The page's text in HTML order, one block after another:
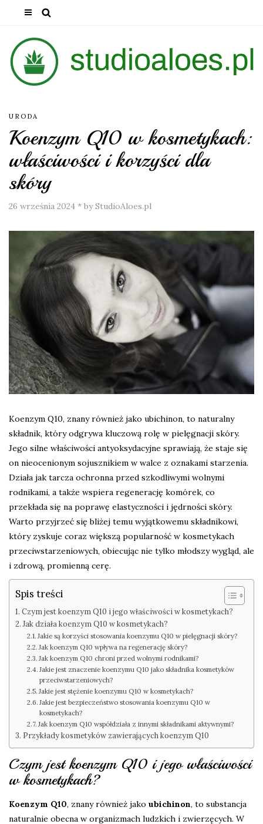
URODA
Koenzym Q10 w kosmetykach:
właściwości i korzyści dla
skóry
26 września 2024 * by StudioAloes.pl
Koenzym Q10, znany również jako ubichinon, to naturalny
składnik, który odgrywa kluczową rolę w pielęgnacji skóry.
Jego silne właściwości antyoksydacyjne sprawiają, że staje się
on nieocenionym sojusznikiem w walce z oznakami starzenia.
Działa jak tarcza ochronna przed szkodliwymi wolnymi
rodnikami, a także wspiera regenerację komórek, co
przekłada się na poprawę elastyczności i jędrności skóry.
Warto przyjrzeć się bliżej temu wyjątkowemu składnikowi,
który zyskuje coraz większą popularność w kosmetykach
przeciwstarzeniowych, obiecując nie tylko młodszy wygląd, ale
i zdrową, promienną cerę.
Spis treści
Czym jest koenzym Q10 i jego właściwości w kosmetykach?
Jak działa koenzym Q10 w kosmetykach?
Jakie są korzyści stosowania koenzymu Q10 w pielęgnacji skóry?
Jak koenzym Q10 wpływa na regenerację skóry?
Jak koenzym Q10 chroni przed wolnymi rodnikami?
Jakie jest znaczenie koenzymu Q10 jako składnika kosmetyków
przeciwstarzeniowych?
Jakie jest stężenie koenzymu Q10 w kosmetykach?
Jakie jest bezpieczeństwo stosowania koenzymu Q10 w
kosmetykach?
Jak koenzym Q10 współdziała z innymi składnikami aktywnymi?
Przykłady kosmetyków zawierających koenzym Q10
Czym jest koenzym Q10 i jego właściwości
w kosmetykach?
Koenzym Q10, znany również jako ubichinon, to substancja
naturalnie obecna w organizmach ludzkich i zwierzęcych. W